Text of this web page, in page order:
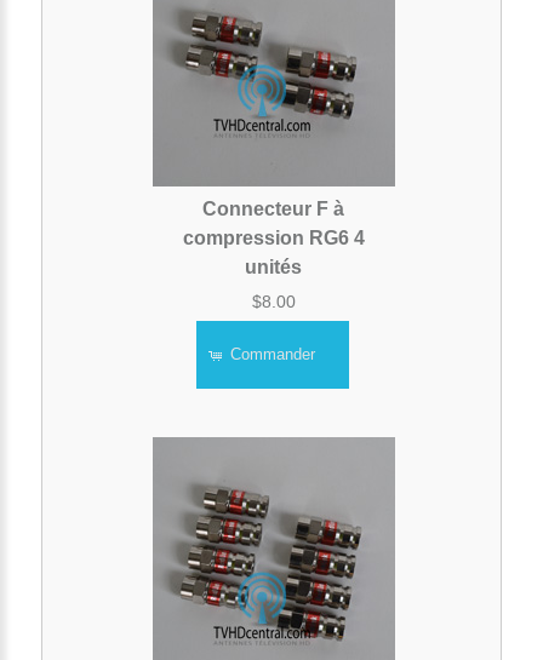
Connecteur F à
compression RG6 4
unités
$8.00
Commander